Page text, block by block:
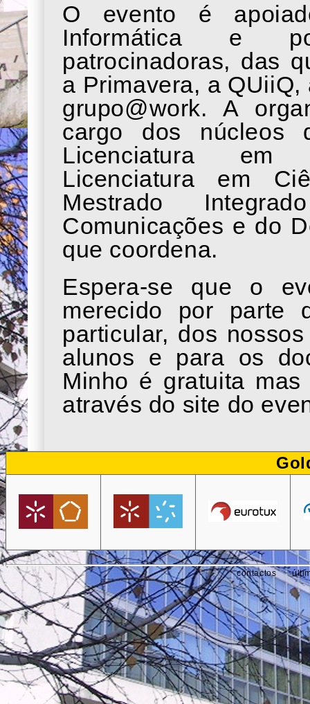
O evento é
Informática e
patrocinadoras, das
a Primavera, a
grupo@work. A
cargo dos núcleos
Licenciatura em
Licenciatura em
Mestrado
Comunicações e do
que coordena.
Espera-se que o
merecido por parte
particular, dos
alunos e para os
Minho é gratuita
através do site do
contactos